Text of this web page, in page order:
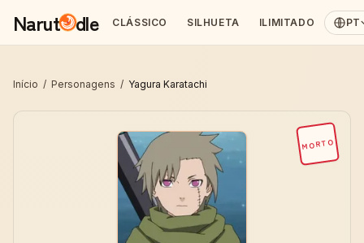
Narut dle CLÁSSICO SILHUETA ILIMITADO PT
Início / Personagens / Yagura Karatachi
MORTO